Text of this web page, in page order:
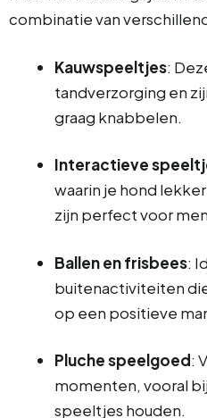
combinatie van
Kauwspeeltjes:
tandverzorging en
graag knabbelen.
Interactieve
waarin je hond
zijn perfect voor
Ballen en frisbees:
buitenactiviteiten
op een positieve
Pluche speelgoed:
momenten, vooral
speeltjes houden.